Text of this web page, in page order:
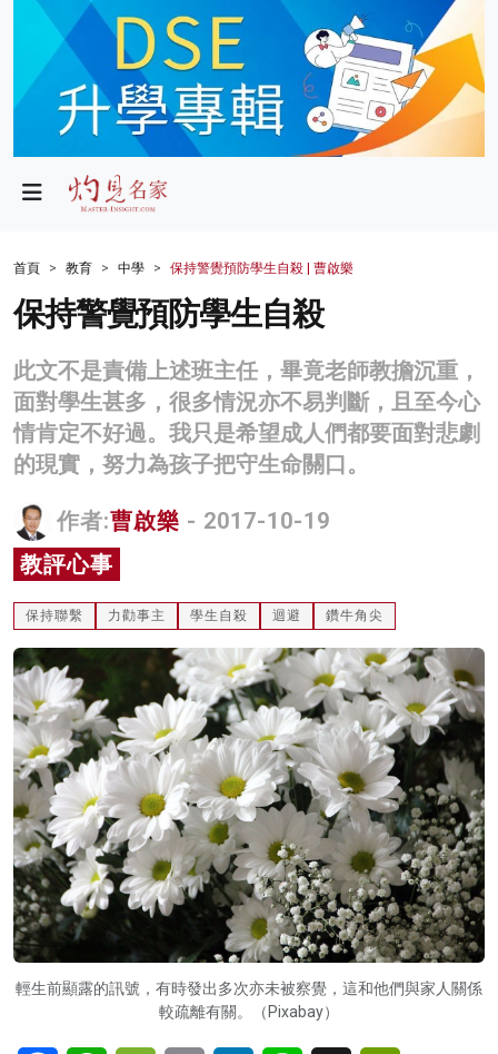
政局
財經
生活
商業
科技
名家榜
灼見活動
關於我們
首頁 教育 中學 保持警覺預防學生自殺 | 曹啟樂
保持警覺預防學生自殺
此文不是責備上述班主任，畢竟老師教擔沉重，
面對學生甚多，很多情況亦不易判斷，且至今心
情肯定不好過。我只是希望成人們都要面對悲劇
的現實，努力為孩子把守生命關口。
作者:曹啟樂 - 2017-10-19
教評心事
保持聯繫 力勸事主 學生自殺 迴避 鑽牛角尖
輕生前顯露的訊號，有時發出多次亦未被察覺，這和他們與家人關係
較疏離有關。（Pixabay）